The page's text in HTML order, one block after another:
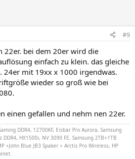
#9
22er. bei dem 20er wird die
einfach zu klein. das gleiche
24er mit 19xx x 1000 irgendwas.
wieder so groß wie bei
einen gefallen und nehm nen 22er.
DDR4, 12700KF, Eisbär Pro Aurora, Samsung
HX1500i, NV 3090 FE, Samsung 2TB+1TB
+John Blue JB3 Spaker + Arctis Pro Wireless, HP